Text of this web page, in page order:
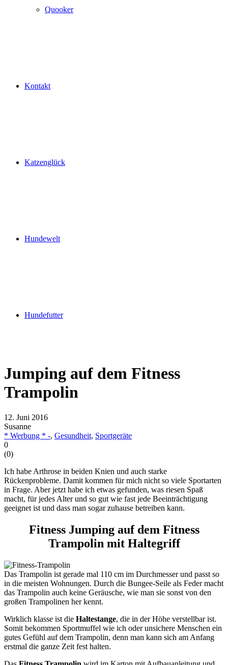
Quooker
Kontakt
Katzenglück
Hundewelt
Hundefutter
Jumping auf dem Fitness
Trampolin
12. Juni 2016
Susanne
* Werbung * -, Gesundheit, Sportgeräte
0
(0)
Ich habe Arthrose in beiden Knien und auch starke
Rückenprobleme. Damit kommen für mich nicht so viele Sportarten
in Frage. Aber jetzt habe ich etwas gefunden, was riesen Spaß
macht, für jedes Alter und so gut wie fast jede Beeinträchtigung
geeignet ist und dass man sogar zuhause betreiben kann.
Fitness Jumping auf dem Fitness
Trampolin mit Haltegriff
Das Trampolin ist gerade mal 110 cm im Durchmesser und passt so
in die meisten Wohnungen. Durch die Bungee-Seile als Feder macht
das Trampolin auch keine Geräusche, wie man sie sonst von den
großen Trampolinen her kennt.
Wirklich klasse ist die Haltestange, die in der Höhe verstellbar ist.
Somit bekommen Sportmuffel wie ich oder unsichere Menschen ein
gutes Gefühl auf dem Trampolin, denn man kann sich am Anfang
erstmal die ganze Zeit fest halten.